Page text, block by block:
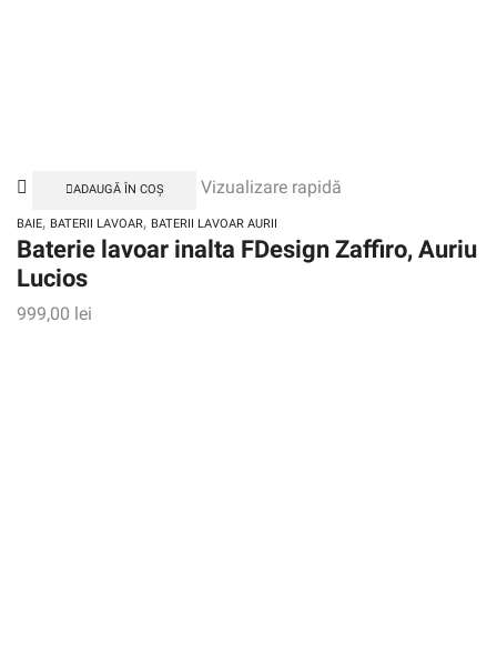
ADAUGĂ ÎN COȘ Vizualizare rapidă
BAIE, BATERII LAVOAR, BATERII LAVOAR AURII
Baterie lavoar inalta FDesign Zaffiro, Auriu
Lucios
999,00 lei